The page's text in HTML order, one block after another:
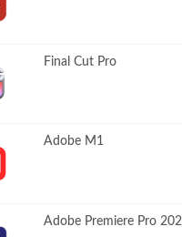
Final Cut Pro
Adobe M1
Adobe Premiere Pro